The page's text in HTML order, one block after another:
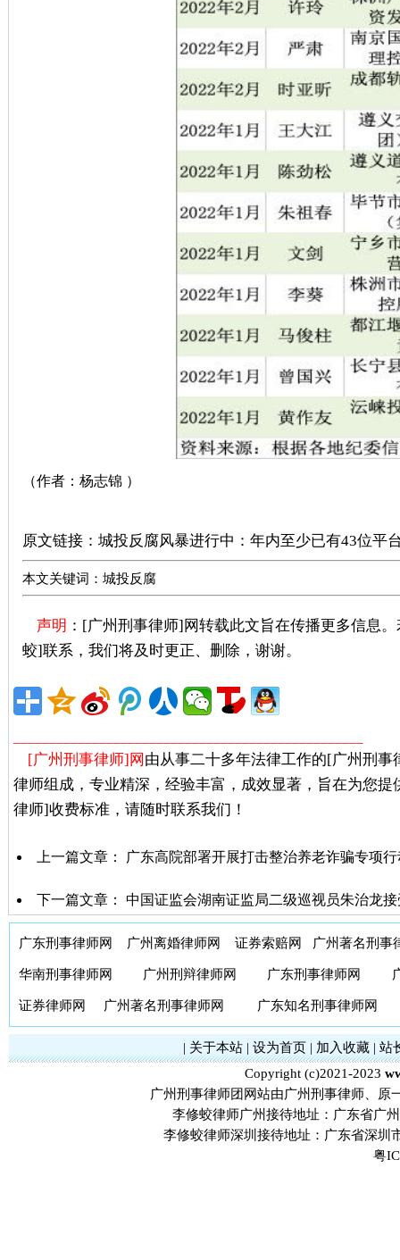
（作者：杨志锦 ）
原文链接： 城投反腐风暴进行中：年内至少已有43位平
本文关键词：城投反腐
声明 ：[广州刑事律师]网转载此文旨在传播更多信息
蛟]联系，我们将及时更正、删除，谢谢。
[广州刑事律师]网 由从事二十多年法律工作的[广州刑
律师组成，专业精深，经验丰富，成效显著，旨在为您
律师]收费标准，请随时联系我们！
上一篇文章： 广东高院部署开展打击整治养老诈骗专项行
下一篇文章： 中国证监会湖南证监局二级巡视员朱治龙
广东刑事律师网 广州离婚律师网 证券索赔网 广州著名刑事
华南刑事律师网 广州刑辩律师网 广东刑事律师网
证券律师网 广州著名刑事律师网 广东知名刑事律师网
| 关于本站| 设为首页| 加入收藏| 站
Copyright (c)2021-2023
广州刑事律师团网站由广州刑事律师、原
李修蛟律师广州接待地址：广东省广
李修蛟律师深圳接待地址：广东省深圳
粤